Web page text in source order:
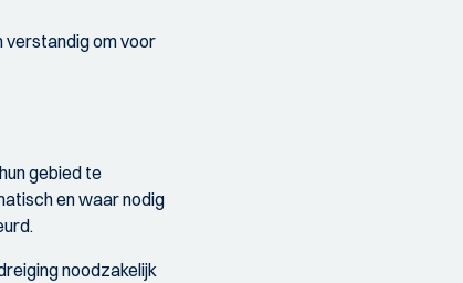
verstandig om voor
gebied te
en waar nodig
noodzakelijk